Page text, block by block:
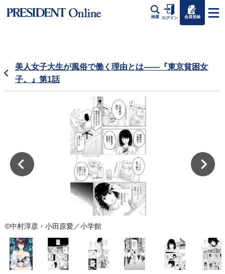
検索 ログイン 会員登録
美人女子大生が風俗で働く理由とは――『東京貧困女
子。』第1話
©中村淳彦・小田原愛／小学館